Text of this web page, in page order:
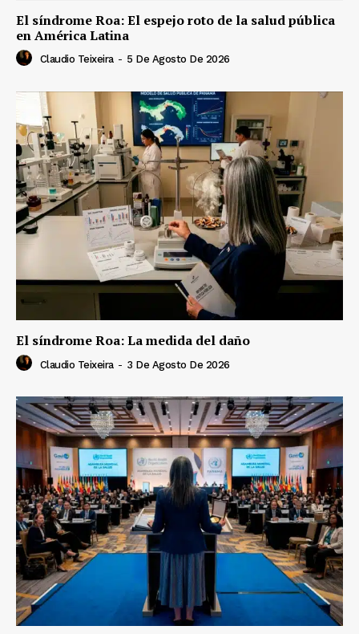
El síndrome Roa: El espejo roto de la salud pública
en América Latina
Claudio Teixeira - 5 De Agosto De 2026
El síndrome Roa: La medida del daño
Claudio Teixeira - 3 De Agosto De 2026